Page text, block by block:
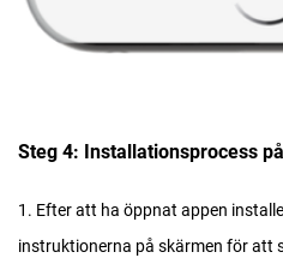
Steg 4: Installationsprocess
1. Efter att ha öppnat appen
instruktionerna på skärmen för att